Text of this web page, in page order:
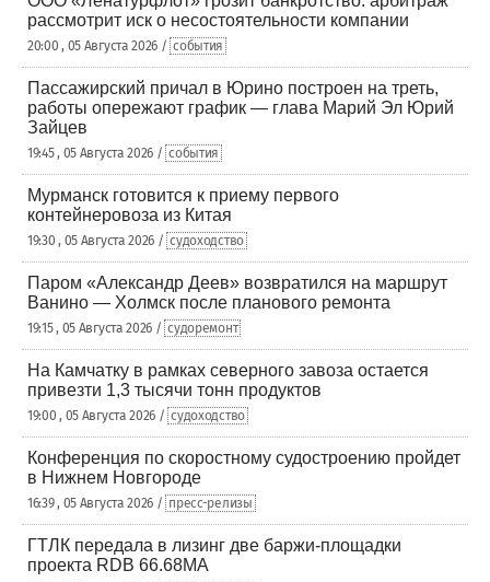
рассмотрит иск о несостоятельности компании
20:00 , 05 Августа 2026 / события
Пассажирский причал в Юрино построен на треть,
работы опережают график — глава Марий Эл Юрий
Зайцев
19:45 , 05 Августа 2026 / события
Мурманск готовится к приему первого
контейнеровоза из Китая
19:30 , 05 Августа 2026 / судоходство
Паром «Александр Деев» возвратился на маршрут
Ванино — Холмск после планового ремонта
19:15 , 05 Августа 2026 / судоремонт
На Камчатку в рамках северного завоза остается
привезти 1,3 тысячи тонн продуктов
19:00 , 05 Августа 2026 / судоходство
Конференция по скоростному судостроению пройдет
в Нижнем Новгороде
16:39 , 05 Августа 2026 / пресс-релизы
ГТЛК передала в лизинг две баржи-площадки
проекта RDB 66.68МА